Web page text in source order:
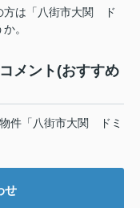
方は「八街市大関 ド
。
メント(おすすめ
件「八街市大関 ドミ
せ